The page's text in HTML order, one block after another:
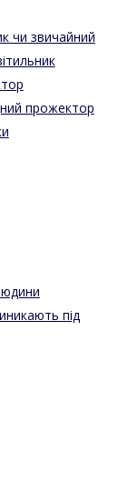
чи звичайний
прожектор
під